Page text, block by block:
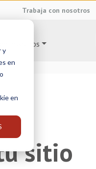
y
en
o
en
Trabaja con nosotros
nosotros
sitio